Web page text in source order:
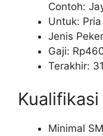
Contoh:
Untuk:
Jenis
Gaji: Rp
Terakhir:
Minimal